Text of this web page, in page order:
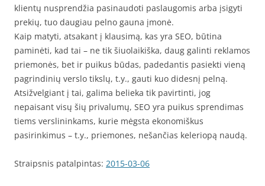
klientų nusprendžia pasinaudoti paslaugomis arba įsigyti
prekių, tuo daugiau pelno gauna įmonė.
Kaip matyti, atsakant į klausimą, kas yra SEO, būtina
paminėti, kad tai – ne tik šiuolaikiška, daug galinti reklamos
priemonės, bet ir puikus būdas, padedantis pasiekti vieną
pagrindinių verslo tikslų, t.y., gauti kuo didesnį pelną.
Atsižvelgiant į tai, galima belieka tik pavirtinti, jog
nepaisant visų šių privalumų, SEO yra puikus sprendimas
tiems verslininkams, kurie mėgsta ekonomiškus
pasirinkimus – t.y., priemones, nešančias keleriopą naudą.
Straipsnis patalpintas: 2015-03-06